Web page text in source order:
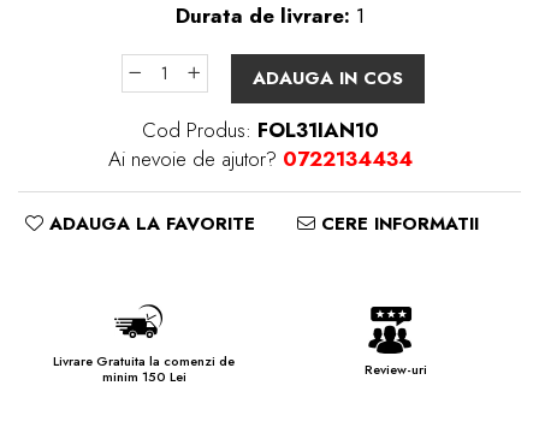
Durata de livrare: 1
ADAUGA IN COS
Cod Produs: FOL31IAN10
Ai nevoie de ajutor? 0722134434
ADAUGA LA FAVORITE CERE INFORMATII
Livrare Gratuita la comenzi de
minim 150 Lei
Review-uri